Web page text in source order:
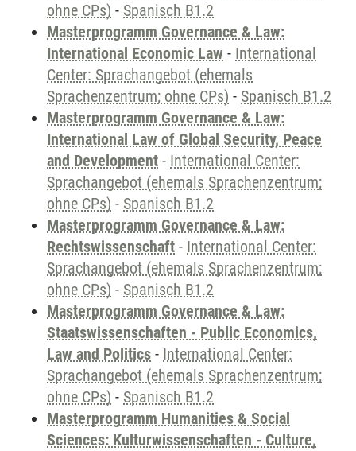
ohne CPs) - Spanisch B1.2
Masterprogramm Governance & Law:
International Economic Law - International
Center: Sprachangebot (ehemals
Sprachenzentrum; ohne CPs) - Spanisch B1.2
Masterprogramm Governance & Law:
International Law of Global Security, Peace
and Development - International Center:
Sprachangebot (ehemals Sprachenzentrum;
ohne CPs) - Spanisch B1.2
Masterprogramm Governance & Law:
Rechtswissenschaft - International Center:
Sprachangebot (ehemals Sprachenzentrum;
ohne CPs) - Spanisch B1.2
Masterprogramm Governance & Law:
Staatswissenschaften - Public Economics,
Law and Politics - International Center:
Sprachangebot (ehemals Sprachenzentrum;
ohne CPs) - Spanisch B1.2
Masterprogramm Humanities & Social
Sciences: Kulturwissenschaften - Culture,